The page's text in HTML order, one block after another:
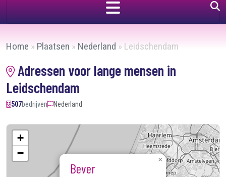
Home » Plaatsen » Nederland » Leidschendam
Adressen voor lange mensen in
Leidschendam
507bedrijven Nederland
Bever
×
+
−